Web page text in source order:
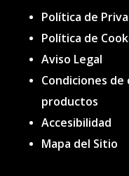
e
o
t
a
g
r
m
Política de
Política de
Aviso Legal
Condiciones de
productos
Accesibilidad
Mapa del Sitio